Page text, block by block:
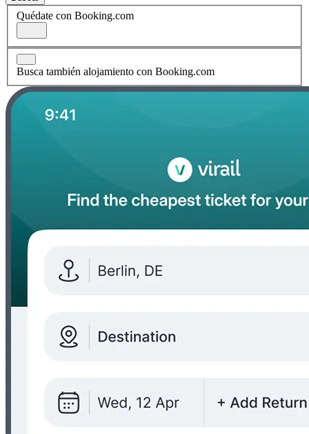
Quédate con Booking.com
Busca también alojamiento con Booking.com